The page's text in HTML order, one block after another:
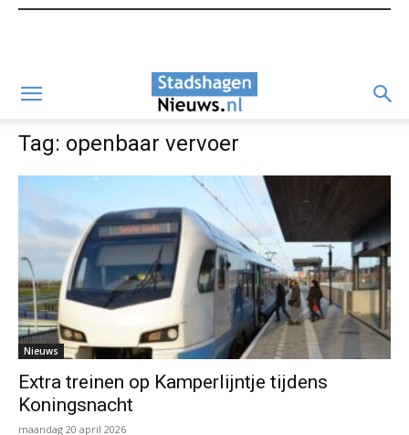
Tag: openbaar vervoer
Nieuws
Extra treinen op Kamperlijntje tijdens
Koningsnacht
maandag 20 april 2026